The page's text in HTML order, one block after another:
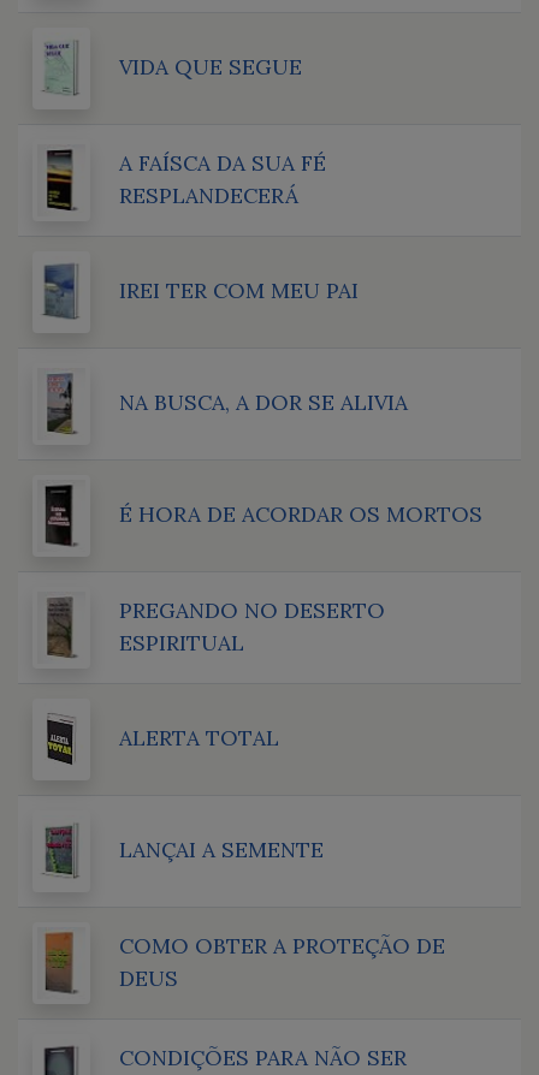
VIDA QUE SEGUE
A FAÍSCA DA SUA FÉ
RESPLANDECERÁ
IREI TER COM MEU PAI
NA BUSCA, A DOR SE ALIVIA
É HORA DE ACORDAR OS MORTOS
PREGANDO NO DESERTO
ESPIRITUAL
ALERTA TOTAL
LANÇAI A SEMENTE
COMO OBTER A PROTEÇÃO DE
DEUS
CONDIÇÕES PARA NÃO SER